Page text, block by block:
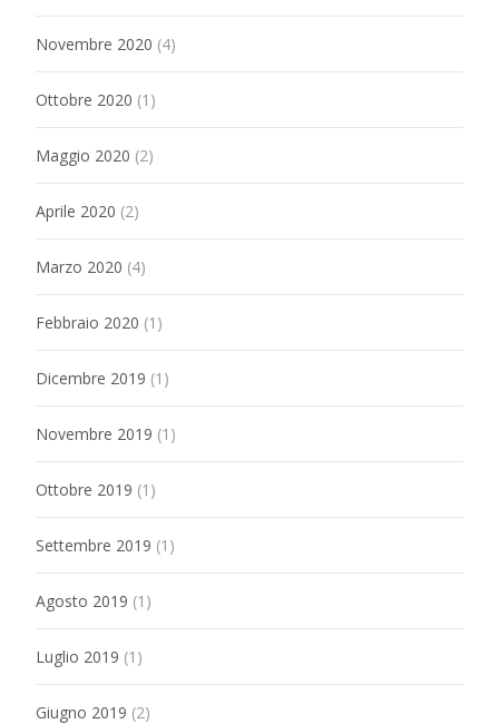
Novembre 2020 (4)
Ottobre 2020 (1)
Maggio 2020 (2)
Aprile 2020 (2)
Marzo 2020 (4)
Febbraio 2020 (1)
Dicembre 2019 (1)
Novembre 2019 (1)
Ottobre 2019 (1)
Settembre 2019 (1)
Agosto 2019 (1)
Luglio 2019 (1)
Giugno 2019 (2)